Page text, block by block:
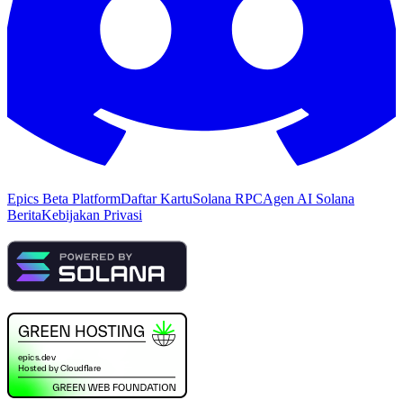
Epics Beta PlatformDaftar KartuSolana RPCAgen AI Solana
BeritaKebijakan Privasi